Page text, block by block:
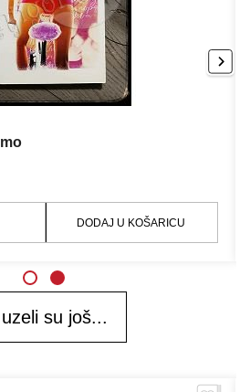
DODAJ U KOŠARICU
su još...